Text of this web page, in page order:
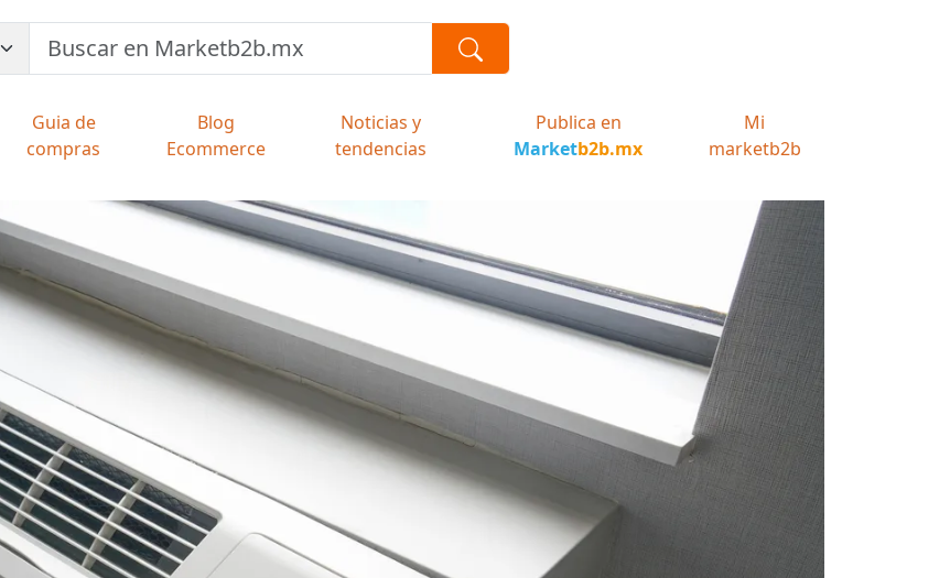
Guia de
compras
Blog
Ecommerce
Noticias y
tendencias
Publica en
Marketb2b.mx
Mi
marketb2b